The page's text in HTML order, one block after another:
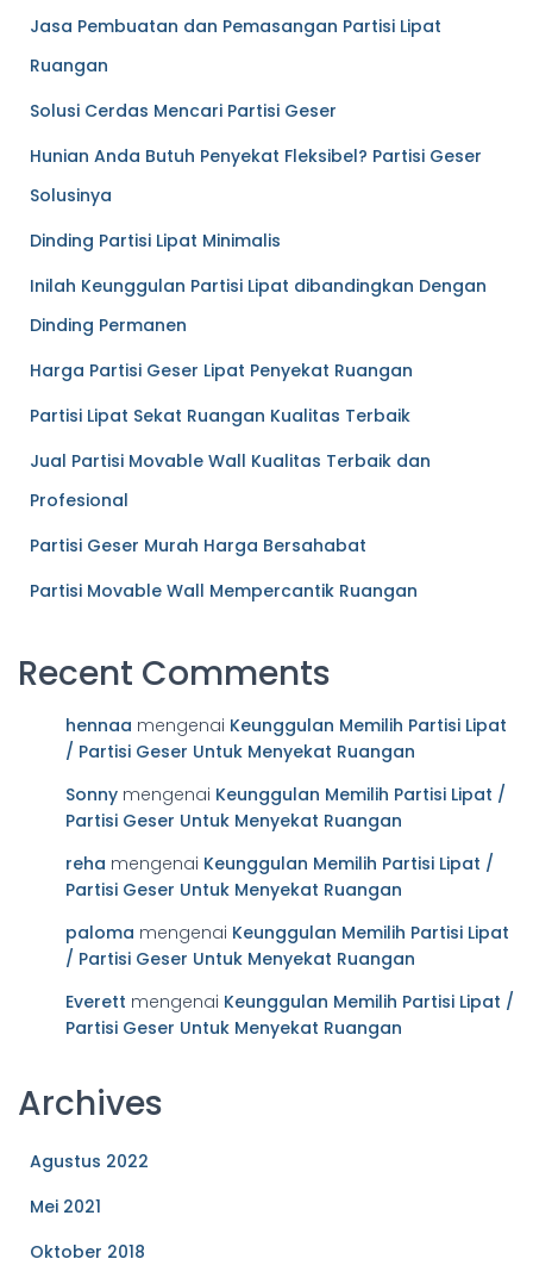
Jasa Pembuatan dan Pemasangan Partisi Lipat
Ruangan
Solusi Cerdas Mencari Partisi Geser
Hunian Anda Butuh Penyekat Fleksibel? Partisi Geser
Solusinya
Dinding Partisi Lipat Minimalis
Inilah Keunggulan Partisi Lipat dibandingkan Dengan
Dinding Permanen
Harga Partisi Geser Lipat Penyekat Ruangan
Partisi Lipat Sekat Ruangan Kualitas Terbaik
Jual Partisi Movable Wall Kualitas Terbaik dan
Profesional
Partisi Geser Murah Harga Bersahabat
Partisi Movable Wall Mempercantik Ruangan
Recent Comments
hennaa mengenai Keunggulan Memilih Partisi Lipat
/ Partisi Geser Untuk Menyekat Ruangan
Sonny mengenai Keunggulan Memilih Partisi Lipat /
Partisi Geser Untuk Menyekat Ruangan
reha mengenai Keunggulan Memilih Partisi Lipat /
Partisi Geser Untuk Menyekat Ruangan
paloma mengenai Keunggulan Memilih Partisi Lipat
/ Partisi Geser Untuk Menyekat Ruangan
Everett mengenai Keunggulan Memilih Partisi Lipat /
Partisi Geser Untuk Menyekat Ruangan
Archives
Agustus 2022
Mei 2021
Oktober 2018